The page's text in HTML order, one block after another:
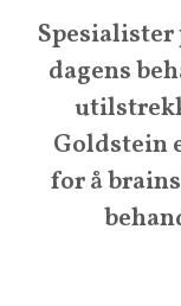
Spesialister
dagens
Goldstein
for å